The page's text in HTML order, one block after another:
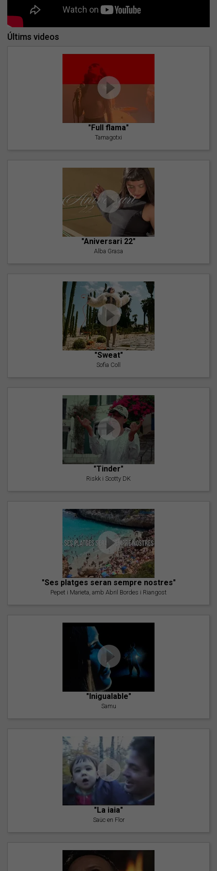
Últims videos
"Full flama"
Tamagotxi
"Aniversari 22"
Alba Grasa
"Sweat"
Sofia Coll
"Tinder"
Riskk i Scotty DK
"Ses platges seran sempre nostres"
Pepet i Marieta, amb Abril Bordes i Riangost
"Inigualable"
Samu
"La iaia"
Saüc en Flor